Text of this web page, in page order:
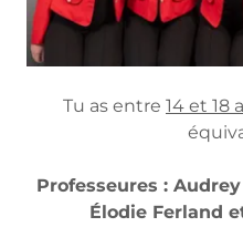
Tu as entre 14 et 18
Professeures :
Élodie Ferland